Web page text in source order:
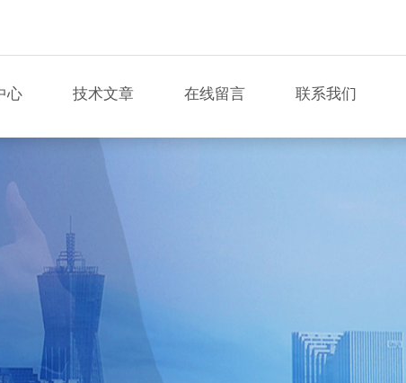
心 技术文章 在线留言 联系我们